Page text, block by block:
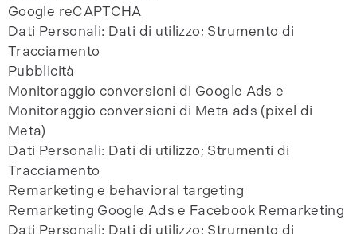
Google reCAPTCHA
Dati Personali: Dati di utilizzo; Strumento di
Tracciamento
Pubblicità
Monitoraggio conversioni di Google Ads e
Monitoraggio conversioni di Meta ads (pixel di
Meta)
Dati Personali: Dati di utilizzo; Strumenti di
Tracciamento
Remarketing e behavioral targeting
Remarketing Google Ads e Facebook Remarketing
Dati Personali: Dati di utilizzo; Strumento di